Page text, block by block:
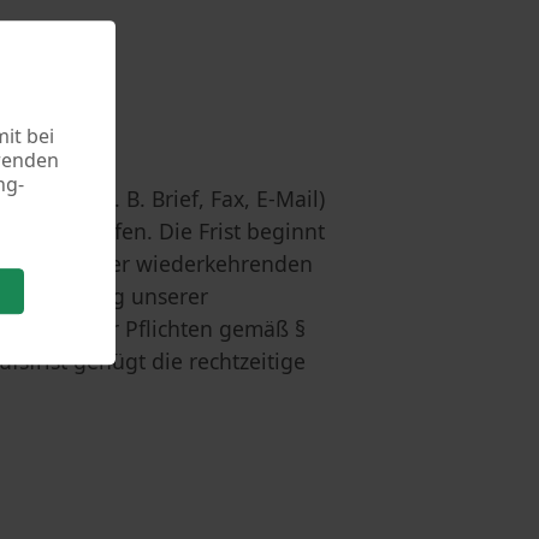
bei
(z. B. Brief, Fax, E-Mail)
widerrufen. Die Frist beginnt
(bei der wiederkehrenden
Erfüllung unserer
unserer Pflichten gemäß §
genügt die rechtzeitige